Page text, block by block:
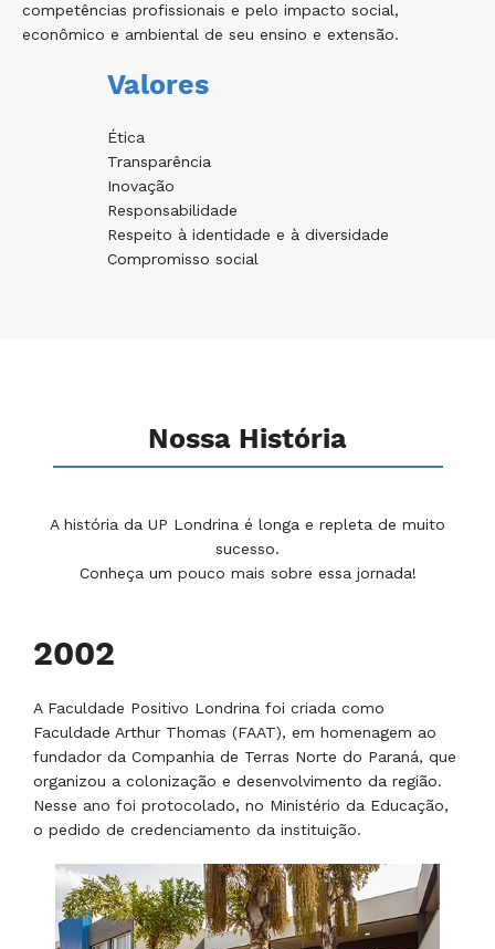
competências profissionais e pelo impacto social,
econômico e ambiental de seu ensino e extensão.
Valores
Ética
Transparência
Inovação
Responsabilidade
Respeito à identidade e à diversidade
Compromisso social
Nossa História
A história da UP Londrina é longa e repleta de muito
sucesso.
Conheça um pouco mais sobre essa jornada!
2002
A Faculdade Positivo Londrina foi criada como
Faculdade Arthur Thomas (FAAT), em homenagem ao
fundador da Companhia de Terras Norte do Paraná, que
organizou a colonização e desenvolvimento da região.
Nesse ano foi protocolado, no Ministério da Educação,
o pedido de credenciamento da instituição.